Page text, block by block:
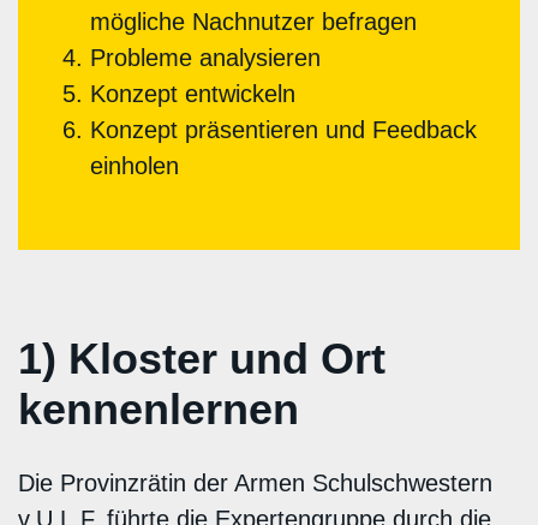
mögliche Nachnutzer befragen
Probleme analysieren
Konzept entwickeln
Konzept präsentieren und Feedback
einholen
1) Kloster und Ort
kennenlernen
Die Provinzrätin der Armen Schulschwestern
v.U.L.F. führte die Expertengruppe durch die